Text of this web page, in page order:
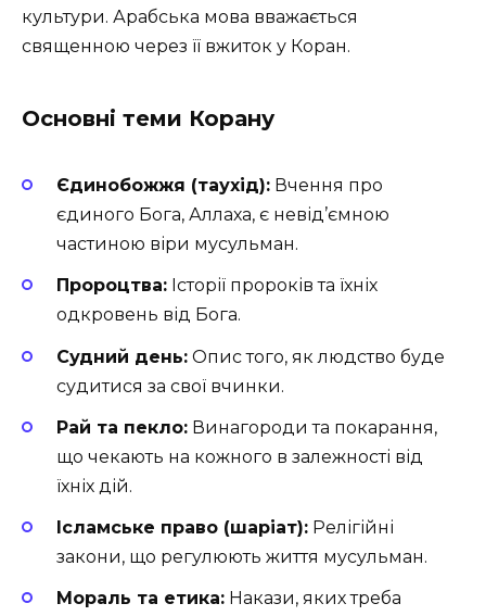
культури. Арабська мова вважається
священною через її вжиток у Коран.
Основні теми Корану
Єдинобожжя (таухід): Вчення про
єдиного Бога, Аллаха, є невід’ємною
частиною віри мусульман.
Пророцтва: Історії пророків та їхніх
одкровень від Бога.
Судний день: Опис того, як людство буде
судитися за свої вчинки.
Рай та пекло: Винагороди та покарання,
що чекають на кожного в залежності від
їхніх дій.
Ісламське право (шаріат): Релігійні
закони, що регулюють життя мусульман.
Мораль та етика: Накази, яких треба